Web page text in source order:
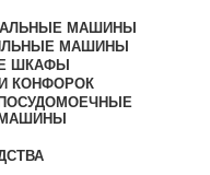
МАШИНЫ
МАШИНЫ
ШКАФЫ
КОНФОРОК
ПОСУДОМОЕЧНЫЕ
МАШИНЫ